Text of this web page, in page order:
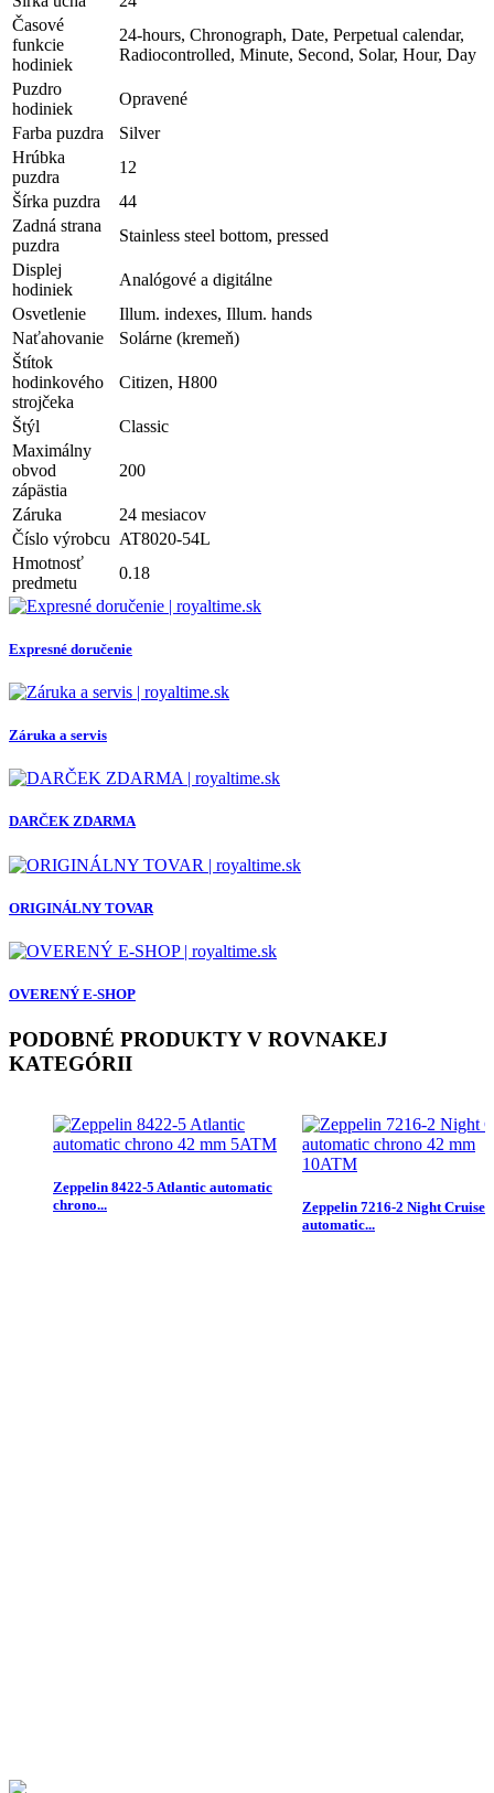
Časové
funkcie
hodiniek
24-hours, Chronograph, Date, Perpetual calendar,
Radiocontrolled, Minute, Second, Solar, Hour, Day
Puzdro
hodiniek
Opravené
Farba puzdra
Silver
Hrúbka
puzdra
12
Šírka puzdra
44
Zadná strana
puzdra
Stainless steel bottom, pressed
Displej
hodiniek
Analógové a digitálne
Osvetlenie
Illum. indexes, Illum. hands
Naťahovanie
Solárne (kremeň)
Štítok
hodinkového
strojčeka
Citizen, H800
Štýl
Classic
Maximálny
obvod
zápästia
200
Záruka
24 mesiacov
Číslo výrobcu AT8020-54L
Hmotnosť
predmetu
0.18
Expresné doručenie
Záruka a servis
DARČEK ZDARMA
ORIGINÁLNY TOVAR
OVERENÝ E-SHOP
PODOBNÉ PRODUKTY V ROVNAKEJ
KATEGÓRII
Zeppelin 8422-5 Atlantic automatic
chrono...
Zeppelin 7216-2 Night Cruise
automatic...